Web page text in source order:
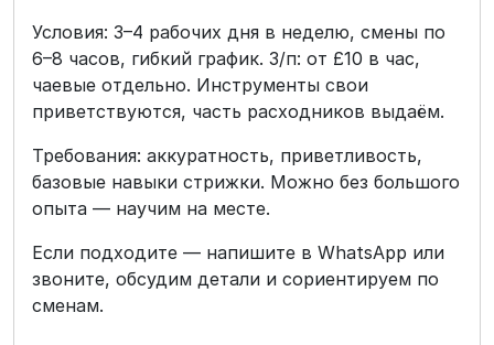
Условия: 3–4 рабочих дня в неделю, смены по
6–8 часов, гибкий график. З/п: от £10 в час,
чаевые отдельно. Инструменты свои
приветствуются, часть расходников выдаём.
Требования: аккуратность, приветливость,
базовые навыки стрижки. Можно без большого
опыта — научим на месте.
Если подходите — напишите в WhatsApp или
звоните, обсудим детали и сориентируем по
сменам.